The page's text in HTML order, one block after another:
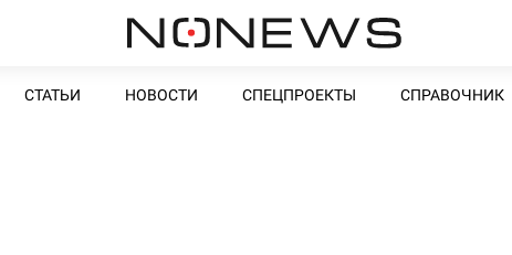
СТАТЬИ НОВОСТИ СПЕЦПРОЕКТЫ СПРАВОЧНИК